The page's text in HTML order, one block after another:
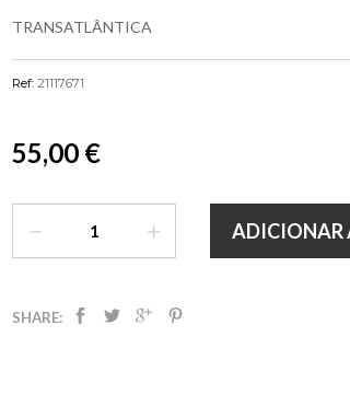
TRANSATLÂNTICA
Ref: 21117671
55,00 €
ADICIONAR
SHARE: